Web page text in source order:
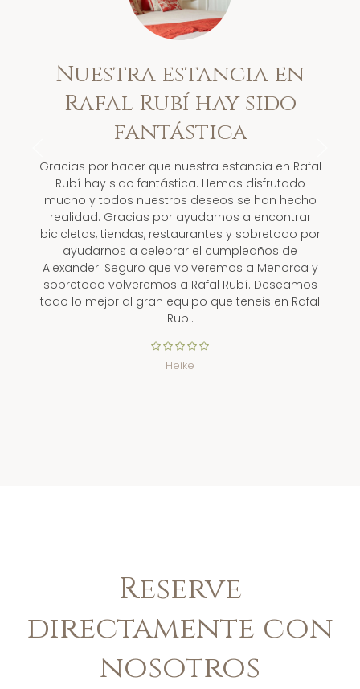
Nuestra estancia en
Rafal Rubí hay sido
fantástica
Gracias por hacer que nuestra estancia en Rafal
Rubí hay sido fantástica. Hemos disfrutado
mucho y todos nuestros deseos se han hecho
realidad. Gracias por ayudarnos a encontrar
bicicletas, tiendas, restaurantes y sobretodo por
ayudarnos a celebrar el cumpleaños de
Alexander. Seguro que volveremos a Menorca y
sobretodo volveremos a Rafal Rubí. Deseamos
todo lo mejor al gran equipo que teneis en Rafal
Rubi.
Heike
Reserve
directamente con
nosotros